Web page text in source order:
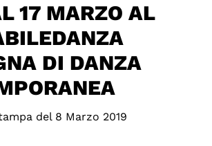
17 MARZO AL
DI DANZA
del 8 Marzo 2019